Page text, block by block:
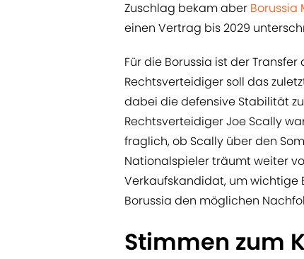
Zuschlag bekam aber
einen Vertrag bis 2029
Für die Borussia ist der
Rechtsverteidiger soll das
dabei die defensive Stabilität
Rechtsverteidiger Joe Scally
fraglich, ob Scally über den
Nationalspieler träumt weiter
Verkaufskandidat, um wichtige
Borussia den möglichen
Stimmen zum